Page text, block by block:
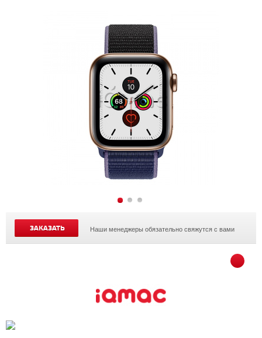
ЗАКАЗАТЬ Наши менеджеры обязательно свяжутся с вами